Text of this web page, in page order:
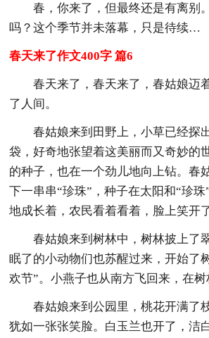
春，你来了，但最终还是有离别
吗？这个季节并未落幕，只是待续…
春天来了作文400字 篇6
春天来了，春天来了，春姑娘迈
了人间。
春姑娘来到田野上，小草已经探
袋，好奇地张望着这美丽而又奇妙的
的种子，也在一个劲儿地向上钻。春
下一串串“珍珠”，种子在太阳和“珍
地成长着，农民看着看着，脸上笑开
春姑娘来到树林中，树林披上了
眠了的小动物们也苏醒过来，开始了
欢节”。小燕子也从南方飞回来，在树
春姑娘来到公园里，桃花开满了
犹如一张张笑脸。白玉兰也开了，洁